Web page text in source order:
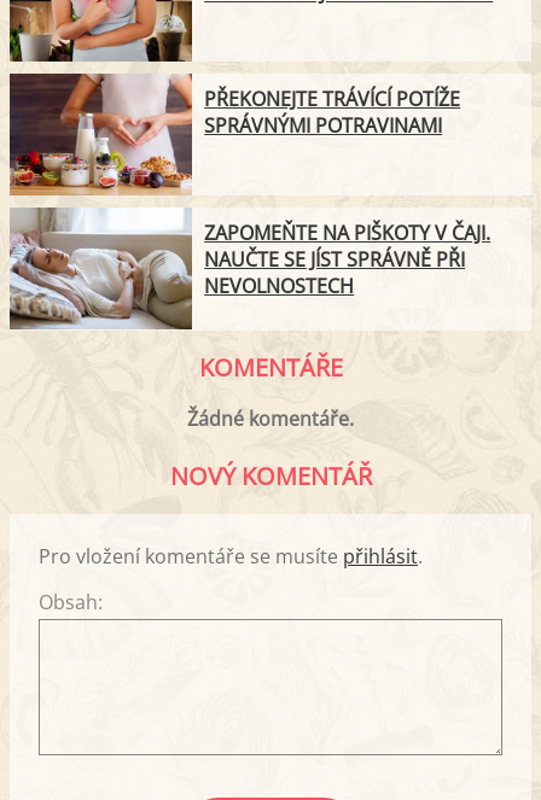
PŘEKONEJTE TRÁVÍCÍ POTÍŽE
SPRÁVNÝMI POTRAVINAMI
ZAPOMEŇTE NA PIŠKOTY V ČAJI.
NAUČTE SE JÍST SPRÁVNĚ PŘI
NEVOLNOSTECH
KOMENTÁŘE
Žádné komentáře.
NOVÝ KOMENTÁŘ
Pro vložení komentáře se musíte přihlásit.
Obsah: